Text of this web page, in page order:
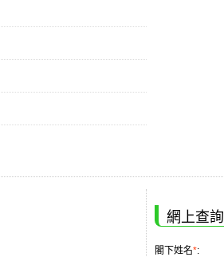
網上查詢
閣下姓名*: